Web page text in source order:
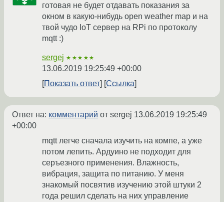
готовая не будет отдавать показания за
окном в какую-нибудь open weather map и на
твой чудо IoT сервер на RPi по протоколу
mqtt :)
sergej ★★★★★
13.06.2019 19:25:49 +00:00
Показать ответ
Ссылка
Ответ на: комментарий от sergej 13.06.2019 19:25:49
+00:00
mqtt легче сначала изучить на компе, а уже
потом лепить. Ардуино не подходит для
серъезного применения. Влажность,
вибрация, защита по питанию. У меня
знакомый посвятив изучению этой штуки 2
года решил сделать на них управление